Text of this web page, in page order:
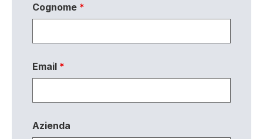
Cognome *
Email *
Azienda